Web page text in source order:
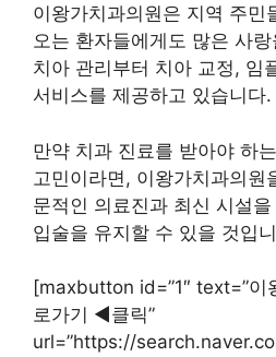
이왕가치과의원은 지역 주민
오는 환자들에게도 많은 사
치아 관리부터 치아 교정, 임
서비스를 제공하고 있습니다.
만약 치과 진료를 받아야 하
고민이라면, 이왕가치과의원
문적인 의료진과 최신 시설
입술을 유지할 수 있을 것입
[maxbutton id=”1″ text=”이
로가기 ◀︎클릭”
url=”https://